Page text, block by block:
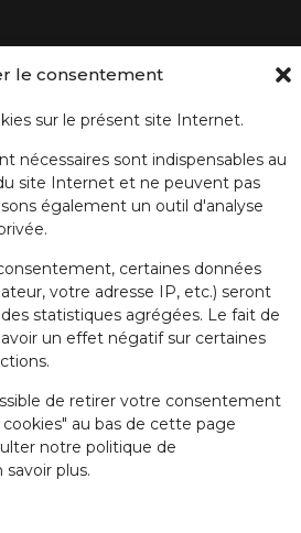
le consentement
sur le présent site Internet.
nécessaires sont indispensables au
site Internet et ne peuvent pas
également un outil d'analyse
certaines données
votre adresse IP, etc.) seront
statistiques agrégées. Le fait de
un effet négatif sur certaines
de retirer votre consentement
au bas de cette page
notre politique de
plus.
NEWSLETTER
de confidentialité.